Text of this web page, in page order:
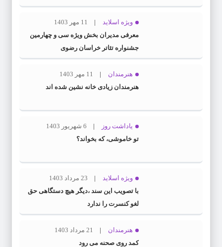
ویژه اسلاید
11 مهر 1403
معرفی مدیران بخش ویژه سی و چهارمین
جشنواره تئاتر خراسان رضوی
هنرمندان
11 مهر 1403
هنرمندان زیادی خانه نشین شده اند
یاداشت روز
6 شهریور 1403
تو خاموشی، که بخواند؟
ویژه اسلاید
23 مرداد 1403
با تصویب این سند ،دیگر هیچ دستگاهی حق
لغو کنسرت را ندارد
هنرمندان
21 مرداد 1403
کمد روی صحنه می رود